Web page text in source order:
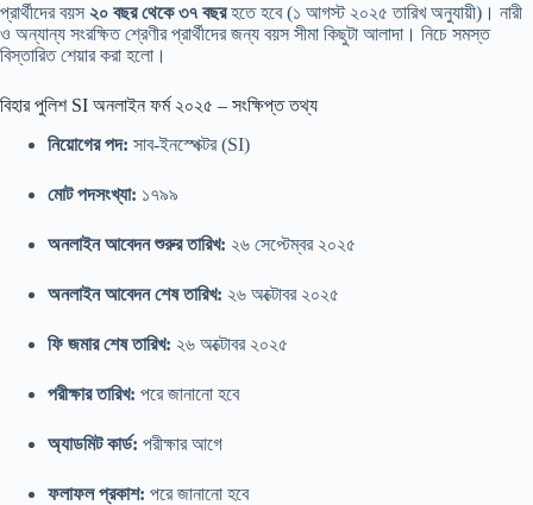
প্রার্থীদের বয়স ২০ বছর থেকে ৩৭ বছরহতে হবে (১ আগস্ট ২০২৫ তারিখ অনুযায়ী)। নারী
ও অন্যান্য সংরক্ষিত শ্রেণীর প্রার্থীদের জন্য বয়স সীমা কিছুটা আলাদা। নিচে সমস্ত
বিস্তারিত শেয়ার করা হলো।
বিহার পুলিশ SI অনলাইন ফর্ম ২০২৫ – সংক্ষিপ্ত তথ্য
নিয়োগের পদ: সাব-ইনস্পেক্টর (SI)
মোট পদসংখ্যা: ১৭৯৯
অনলাইন আবেদন শুরুর তারিখ: ২৬ সেপ্টেম্বর ২০২৫
অনলাইন আবেদন শেষ তারিখ: ২৬ অক্টোবর ২০২৫
ফি জমার শেষ তারিখ: ২৬ অক্টোবর ২০২৫
পরীক্ষার তারিখ: পরে জানানো হবে
অ্যাডমিট কার্ড: পরীক্ষার আগে
ফলাফল প্রকাশ: পরে জানানো হবে